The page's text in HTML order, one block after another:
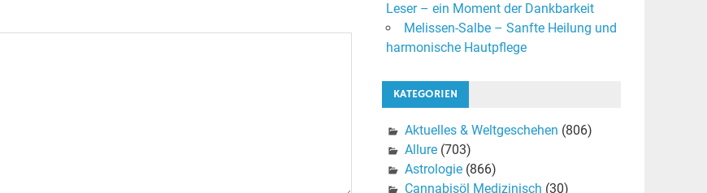
Leser – ein Moment der Dankbarkeit
Melissen-Salbe – Sanfte Heilung und
harmonische Hautpflege
KATEGORIEN
Aktuelles & Weltgeschehen (806)
Allure(703)
Astrologie(866)
Cannabisöl Medizinisch (30)